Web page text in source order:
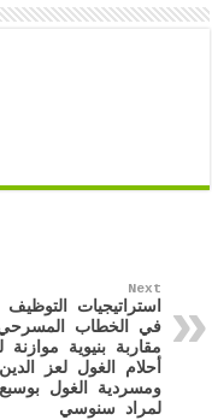
Next
استراتيجيات
في الخطاب
مقاربة بنيوية
أحلام الغول لعز
ومسردية الغول
لمراد سنوسي